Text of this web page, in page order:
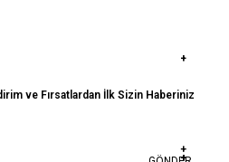
ve Fırsatlardan İlk Sizin Haberiniz